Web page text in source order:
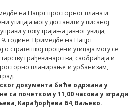
на Нацрт просторног плана и
утицаја могу доставити у писаној
у току трајања јавног увида,
године. Примедбе на Нацрт
стратешкој процени утицаја могу се
грађевинарства, саобраћаја и
планирање и урбанизам,
документа биће одржана у
са почетком у 11,00 часова у згради
Карађорђева 64, Ваљево.